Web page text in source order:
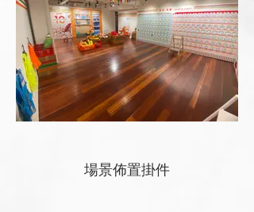
場景佈置掛件